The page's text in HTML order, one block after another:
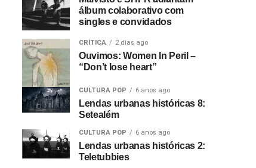
álbum colaborativo com
singles e convidados
CRÍTICA 2 dias ago
Ouvimos: Women In Peril –
“Don’t lose heart”
CULTURA POP 6 anos ago
Lendas urbanas históricas 8:
Setealém
CULTURA POP 6 anos ago
Lendas urbanas históricas 2:
Teletubbies